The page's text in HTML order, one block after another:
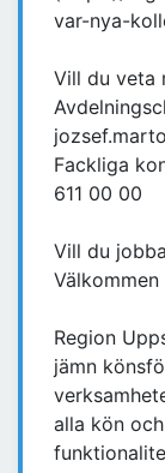
var-nya-
Vill du veta
Fackliga
611 00 00
Vill du
Region
jämn
alla kön